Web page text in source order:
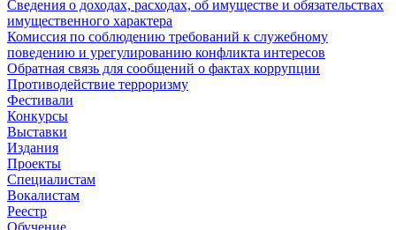
Сведения о доходах, расходах, об имуществе и обязательствах
имущественного характера
Комиссия по соблюдению требований к служебному
поведению и урегулированию конфликта интересов
Обратная связь для сообщений о фактах коррупции
Противодействие терроризму
Фестивали
Конкурсы
Выставки
Издания
Проекты
Специалистам
Вокалистам
Реестр
Обучение